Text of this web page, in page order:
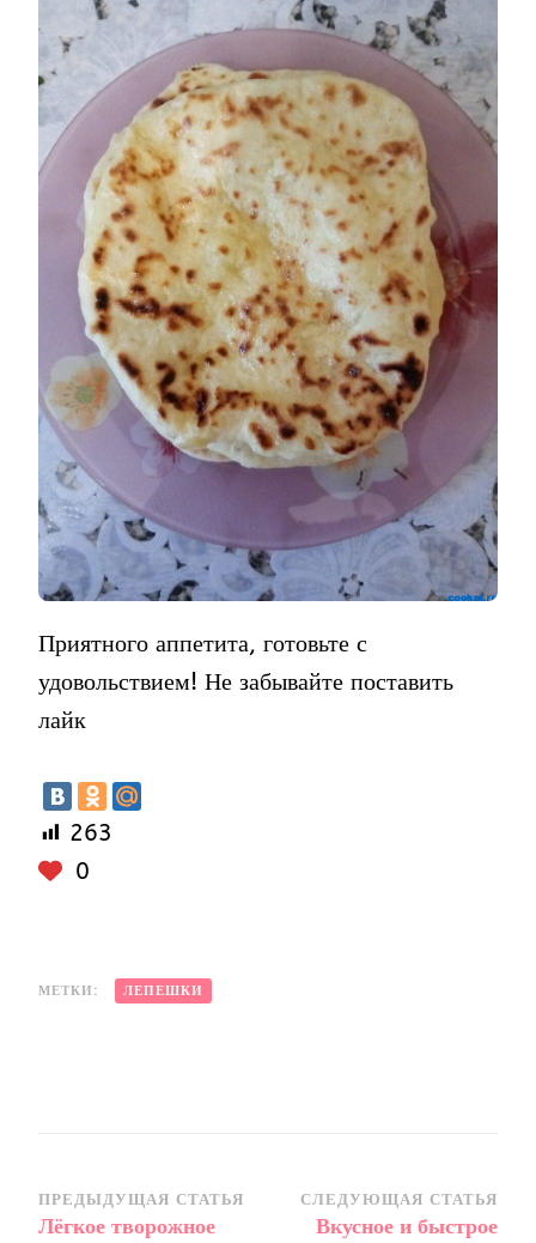
Приятного аппетита, готовьте с
удовольствием! Не забывайте поставить
лайк
263
0
МЕТКИ: ЛЕПЕШКИ
Навигация
ПРЕДЫДУЩАЯ СТАТЬЯ
Лёгкое творожное
СЛЕДУЮЩАЯ СТАТЬЯ
Вкусное и быстрое